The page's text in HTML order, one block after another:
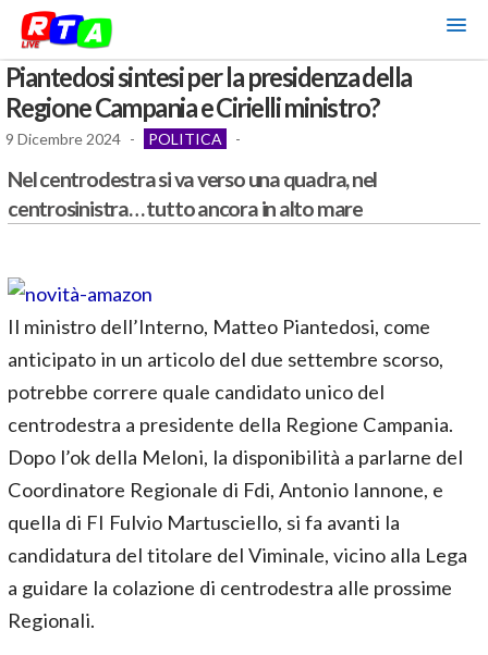
Piantedosi sintesi per la presidenza della
Regione Campania e Cirielli ministro?
9 Dicembre 2024 - POLITICA -
Nel centrodestra si va verso una quadra, nel
centrosinistra… tutto ancora in alto mare
Il ministro dell’Interno, Matteo Piantedosi, come
anticipato in un articolo del due settembre scorso,
potrebbe correre quale candidato unico del
centrodestra a presidente della Regione Campania.
Dopo l’ok della Meloni, la disponibilità a parlarne del
Coordinatore Regionale di Fdi, Antonio Iannone, e
quella di FI Fulvio Martusciello, si fa avanti la
candidatura del titolare del Viminale, vicino alla Lega
a guidare la colazione di centrodestra alle prossime
Regionali.